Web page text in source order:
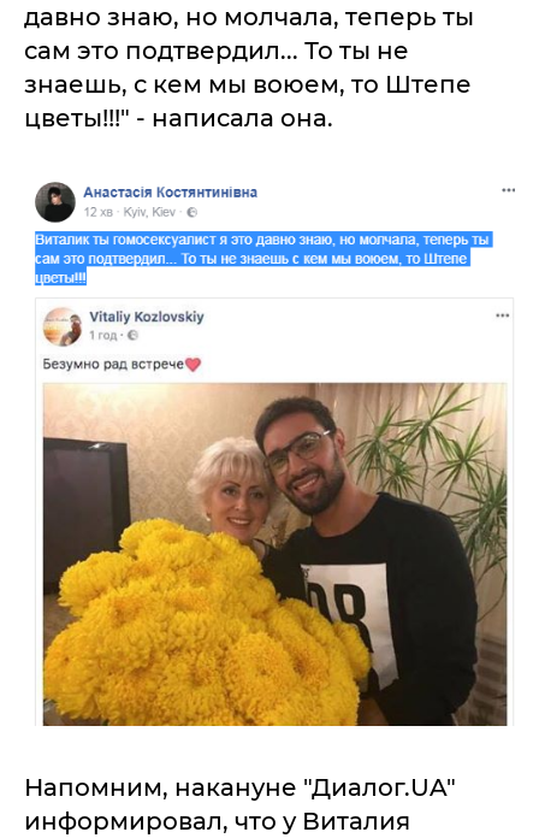
давно знаю, но молчала, теперь ты
сам это подтвердил... То ты не
знаешь, с кем мы воюем, то Штепе
цветы!!!" - написала она.
Напомним, накануне "Диалог.UA"
информировал, что у Виталия